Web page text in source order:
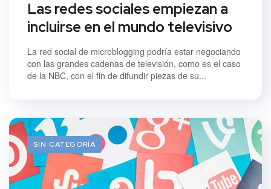
Las redes sociales empiezan a
incluirse en el mundo televisivo
La red social de microblogging podría estar negociando
con las grandes cadenas de televisión, como es el caso
de la NBC, con el fin de difundir piezas de su...
SIN CATEGORÍA